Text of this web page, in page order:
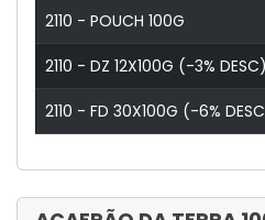
2110 - POUCH 100G
2110 - DZ 12X100G (-3% DESC)
2110 - FD 30X100G (-6%